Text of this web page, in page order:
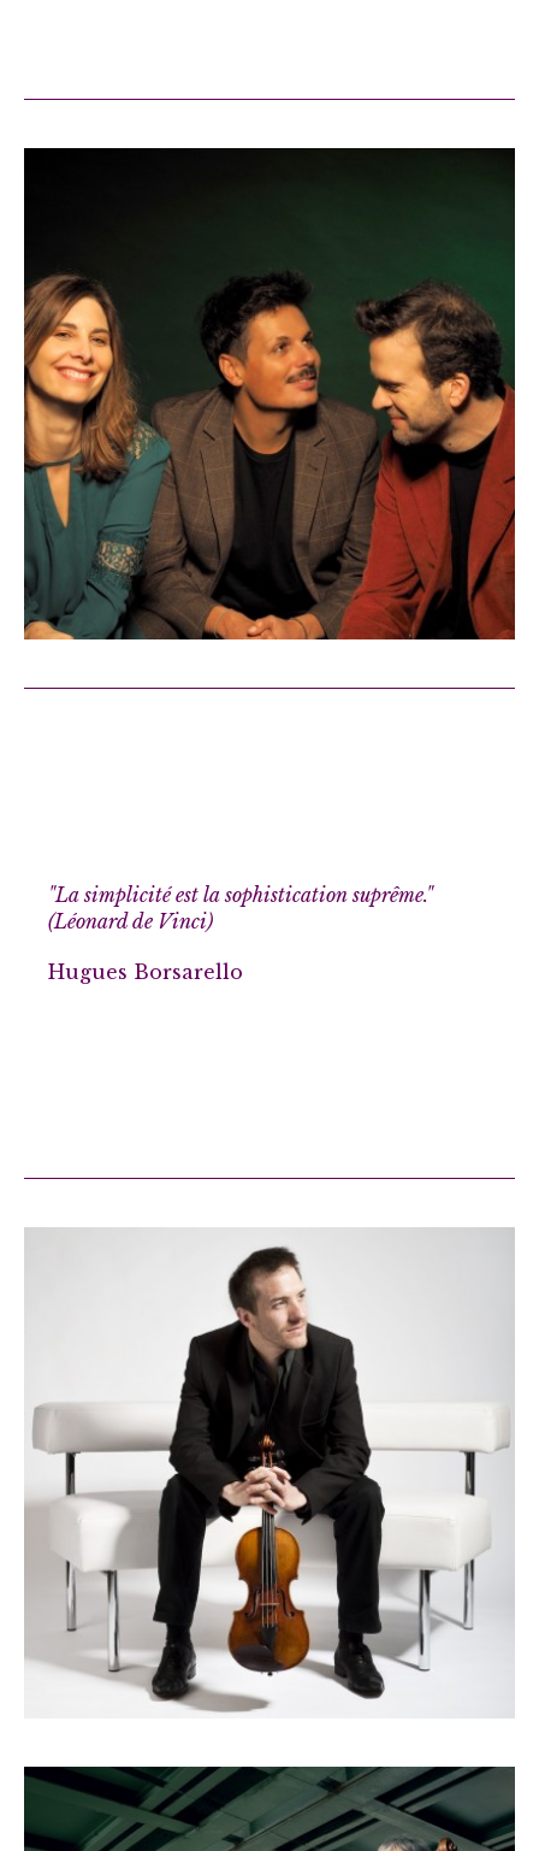
"La simplicité est la sophistication suprême."
(Léonard de Vinci)
Hugues Borsarello